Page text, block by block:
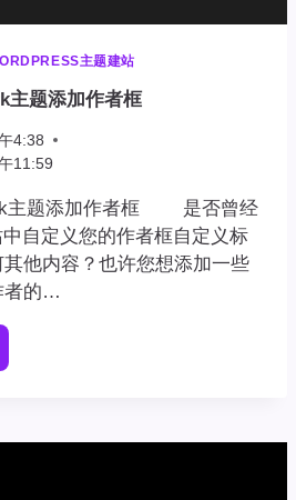
主题建站
主题添加作者框
4:38
11:59
主题添加作者框 是否曾经
自定义您的作者框自定义标
他内容？也许您想添加一些
者的…